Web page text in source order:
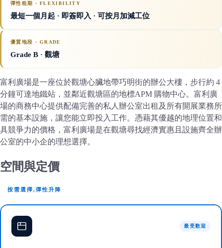
彈性租期 · FLEXIBILITY
最短一個月起 · 即簽即入 · 可按月加減工位
優質地段 · GRADE
Grade B · 觀塘
富利廣場是一座位於觀塘心臟地帶巧明街的辦公大樓，步行約 4
分鐘可達地鐵站，並鄰近觀塘區的地標APM 購物中心。富利廣
場的商務中心提供配備完善的私人辦公室出租及所有開展業務所
需的基本設施，讓您能立即投入工作。憑藉其優越的地理位置和
具競爭力的價格，富利廣場是在觀塘尋找經濟實惠且設施齊全辦
公室的中小企的理想選擇。
空間與定價
按需選擇,彈性升降
最受歡迎